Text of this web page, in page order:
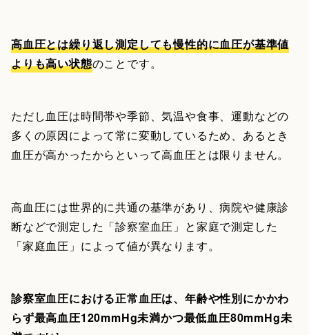
高血圧とは繰り返し測定しても慢性的に血圧が基準値
よりも高い状態のことです。
ただし血圧は時間帯や季節、気温や食事、運動などの
多くの原因によって常に変動しているため、あるとき
血圧が高かったからといって高血圧とは限りません。
高血圧には世界的に共通の基準があり、病院や健康診
断などで測定した「診察室血圧」と家庭で測定した
「家庭血圧」によって値が異なります。
診察室血圧における正常血圧は、年齢や性別にかかわ
らず最高血圧120mmHg未満かつ最低血圧80mmHg未